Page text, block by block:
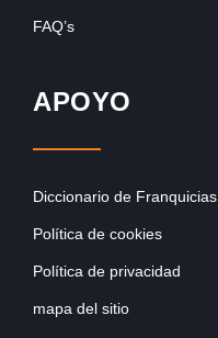
FAQ’s
APOYO
Diccionario de Franquicias
Política de cookies
Política de privacidad
mapa del sitio